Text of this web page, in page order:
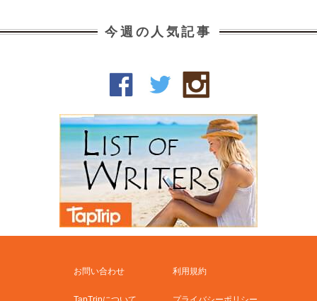
今週の人気記事
お問い合わせ 利用規約